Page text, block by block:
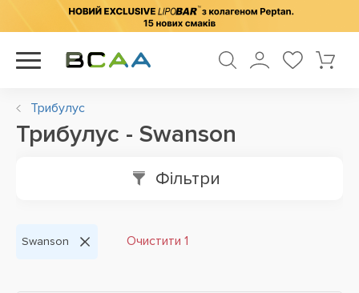
Трибулус
Трибулус - Swanson
Фільтри
Swanson Очистити 1